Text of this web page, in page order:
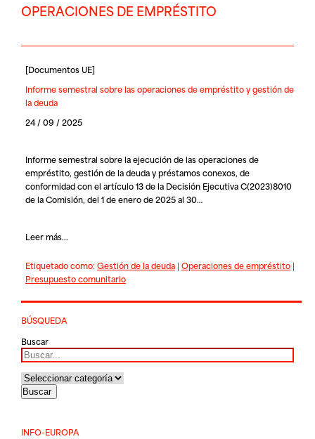
OPERACIONES DE EMPRÉSTITO
[Documentos UE]
Informe semestral sobre las operaciones de empréstito y gestión de
la deuda
24 / 09 / 2025
Informe semestral sobre la ejecución de las operaciones de
empréstito, gestión de la deuda y préstamos conexos, de
conformidad con el artículo 13 de la Decisión Ejecutiva C(2023)8010
de la Comisión, del 1 de enero de 2025 al 30…
Leer más...
Etiquetado como:Gestión de la deuda| Operaciones de empréstito|
Presupuesto comunitario
BÚSQUEDA
Buscar
INFO-EUROPA